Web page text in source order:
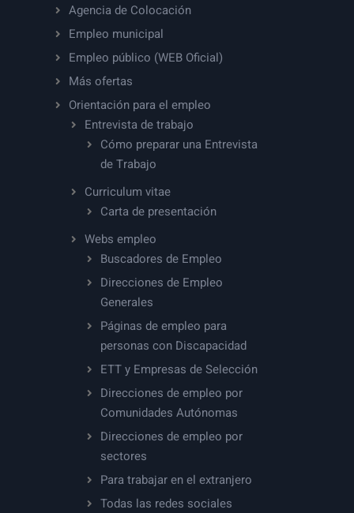
Agencia de Colocación
Empleo municipal
Empleo público (WEB Oficial)
Más ofertas
Orientación para el empleo
Entrevista de trabajo
Cómo preparar una Entrevista
de Trabajo
Curriculum vitae
Carta de presentación
Webs empleo
Buscadores de Empleo
Direcciones de Empleo
Generales
Páginas de empleo para
personas con Discapacidad
ETT y Empresas de Selección
Direcciones de empleo por
Comunidades Autónomas
Direcciones de empleo por
sectores
Para trabajar en el extranjero
Todas las redes sociales